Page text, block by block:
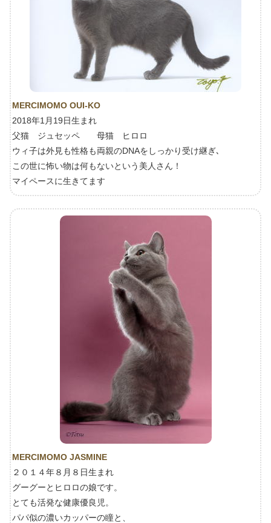
MERCIMOMO OUI-KO
2018年1月19日生まれ
父猫 ジュセッペ 母猫 ヒロロ
ウィ子は外見も性格も両親のDNAをしっかり受け継ぎ､
この世に怖い物は何もないという美人さん！
マイペースに生きてます
MERCIMOMO JASMINE
２０１４年８月８日生まれ
グーグーとヒロロの娘です。
とても活発な健康優良児。
パパ似の濃いカッパーの瞳と、